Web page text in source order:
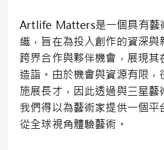
Artlife Matters是一個具有藝
織，旨在為投入創作的資深與
跨界合作與夥伴機會，展現其
造詣。由於機會與資源有限，
施展長才，因此透過與三星藝
我們得以為藝術家提供一個平
從全球視角體驗藝術。